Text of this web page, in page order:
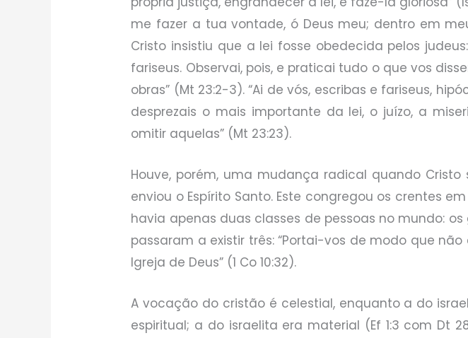
me fazer a tua vontade, ó Deus meu; dentro em
Cristo insistiu que a lei fosse obedecida pelos
fariseus. Observai, pois, e praticai tudo o que vos
obras” (Mt 23:2-3). “Ai de vós, escribas e fariseus,
desprezais o mais importante da lei, o juízo, a
omitir aquelas” (Mt 23:23).
Houve, porém, uma mudança radical quando
enviou o Espírito Santo. Este congregou os crentes
havia apenas duas classes de pessoas no mundo:
passaram a existir três: “Portai-vos de modo que
Igreja de Deus” (1 Co 10:32).
A vocação do cristão é celestial, enquanto a do
espiritual; a do israelita era material (Ef 1:3 com Dt